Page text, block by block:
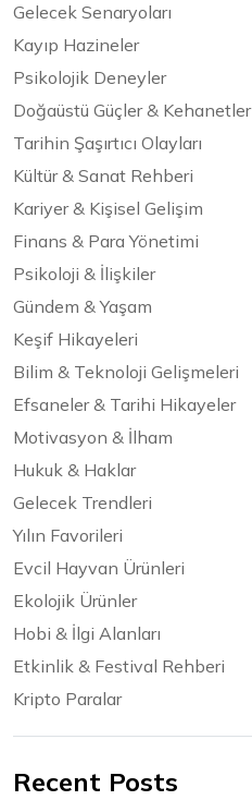
Gelecek Senaryoları
Kayıp Hazineler
Psikolojik Deneyler
Doğaüstü Güçler & Kehanetler
Tarihin Şaşırtıcı Olayları
Kültür & Sanat Rehberi
Kariyer & Kişisel Gelişim
Finans & Para Yönetimi
Psikoloji & İlişkiler
Gündem & Yaşam
Keşif Hikayeleri
Bilim & Teknoloji Gelişmeleri
Efsaneler & Tarihi Hikayeler
Motivasyon & İlham
Hukuk & Haklar
Gelecek Trendleri
Yılın Favorileri
Evcil Hayvan Ürünleri
Ekolojik Ürünler
Hobi & İlgi Alanları
Etkinlik & Festival Rehberi
Kripto Paralar
Recent Posts